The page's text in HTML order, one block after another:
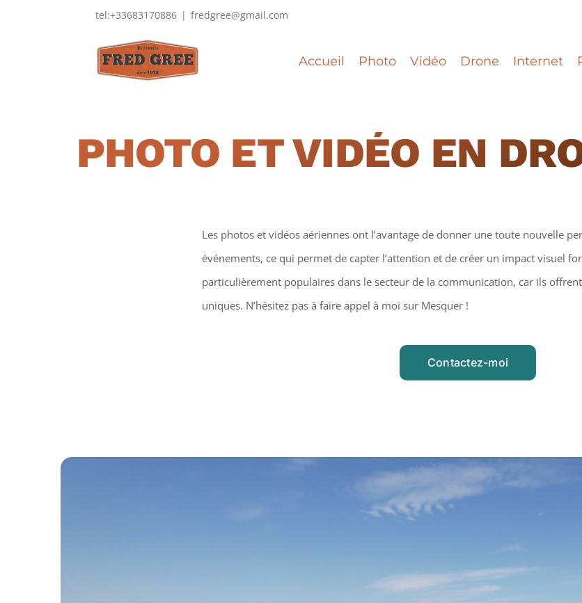
tel:+33683170886 | fredgree@gmail.com
Accueil Photo Vidéo Drone Internet
PHOTO ET VIDÉO EN
Les photos et vidéos aériennes ont l’avantage de donner une toute nouvelle
événements, ce qui permet de capter l’attention et de créer un impact visuel
particulièrement populaires dans le secteur de la communication, car ils
uniques. N’hésitez pas à faire appel à moi sur Mesquer !
Contactez-moi